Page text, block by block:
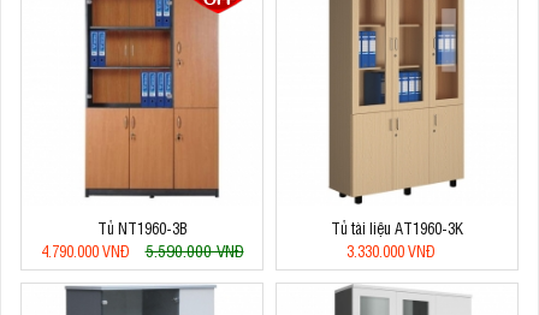
Tủ NT1960-3B
4.790.000 VNĐ
5.590.000 VNĐ
Tủ tài liệu AT1960-3K
3.330.000 VNĐ